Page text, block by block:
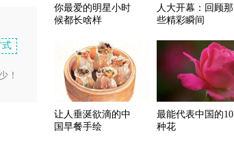
式
！
你最爱的明星小时
候都长啥样
人大开幕：回顾那
些精彩瞬间
让人垂涎欲滴的中
国早餐手绘
最能代表中国的10
种花